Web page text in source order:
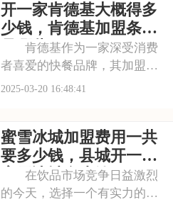
式，其产品系列丰富多样，既
有传统的奶茶系列，又有创新
的水果茶、气泡水等系列
开一家肯德基大概得多
少钱，肯德基加盟条件
是哪些2025
肯德基作为一家深受消费
者喜爱的快餐品牌，其加盟事
业也备受关注。许多有意向加
助您更好地了解这一加盟机
会，以下内容将为您详细介绍
肯德基加盟的相关事宜
2025-03-20 16:48:41
蜜雪冰城加盟费用一共
要多少钱，县城开一家
蜜雪冰城多少钱
在饮品市场竞争日益激烈
的今天，选择一个有实力的品